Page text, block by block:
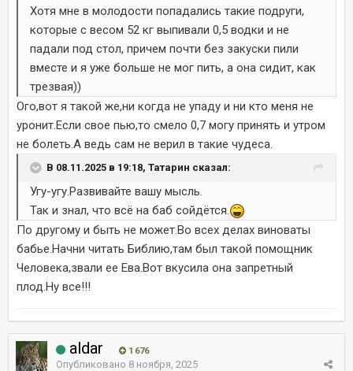
Хотя мне в молодости попадались такие подруги,
которые с весом 52 кг выпивали 0,5 водки и не
падали под стол, причем почти без закуски пили
вместе и я уже больше не мог пить, а она сидит, как
трезвая))
Ого,вот я такой же,ни когда не упаду и ни кто меня не
уронит.Если свое пью,то смело 0,7 могу принять и утром
не болеть.А ведь сам не верил в такие чудеса.
В 08.11.2025 в 19:18, Татарин сказал:
Угу-угу.Развивайте вашу мысль.
Так и знал, что всё на баб сойдётся.
По другому и быть не может.Во всех делах виноваты
бабье.Начни читать Библию,там был такой помощник
Человека,звали ее Ева.Вот вкусила она запретный
плод.Ну все!!!
aldar 1 676
Опубликовано 8 ноября, 2025